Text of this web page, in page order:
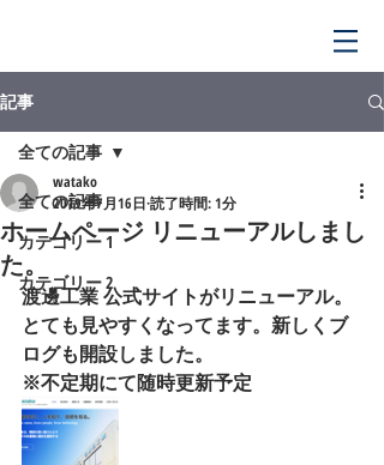
記事
全ての記事
カテゴリー 1
カテゴリー 2
全ての記事
ホームページ リニューアルしまし
た。
watako
2019年7月16日 読了時間: 1分
渡邊工業 公式サイトがリニューアル。
とても見やすくなってます。新しくブ
ログも開設しました。
※不定期にて随時更新予定